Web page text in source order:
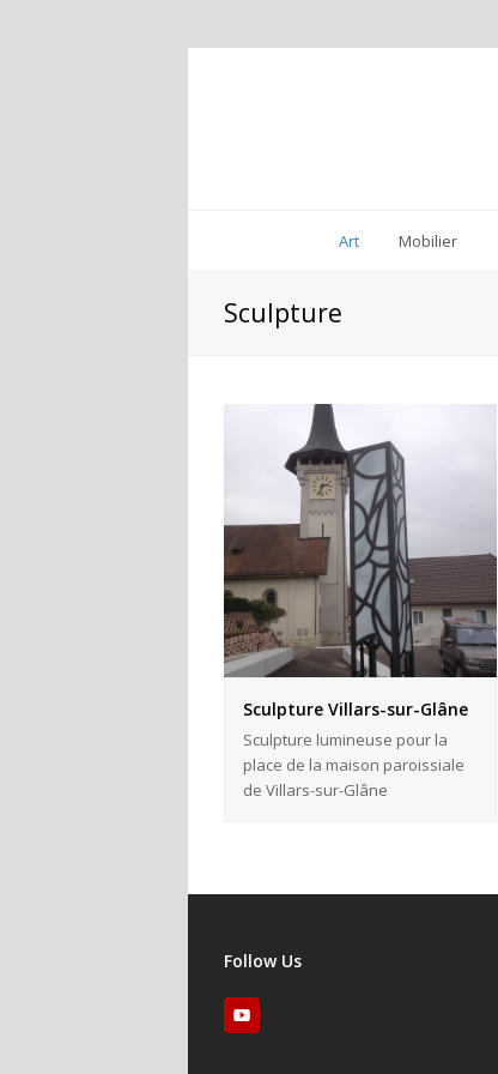
Art Mobilier
Sculpture
Sculpture Villars-sur-Glâne
Sculpture lumineuse pour la
place de la maison paroissiale
de Villars-sur-Glâne
Follow Us